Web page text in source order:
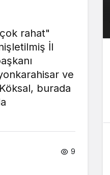
rahat"
İl
ve
burada
9